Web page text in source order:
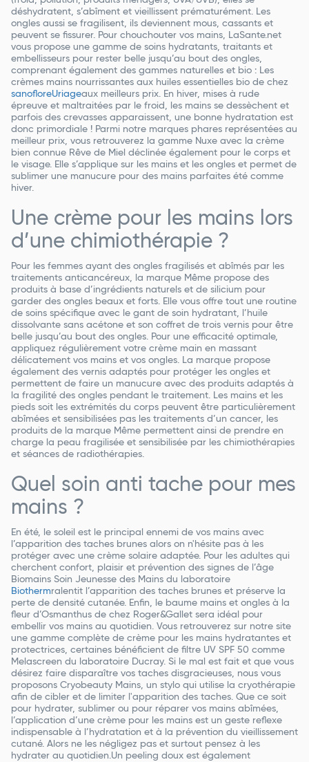
déshydratent, s’abîment et vieillissent prématurément. Les
ongles aussi se fragilisent, ils deviennent mous, cassants et
peuvent se fissurer. Pour chouchouter vos mains, LaSante.net
vous propose une gamme de soins hydratants, traitants et
embellisseurs pour rester belle jusqu’au bout des ongles,
comprenant également des gammes naturelles et bio : Les
crèmes mains nourrissantes aux huiles essentielles bio de chez
sanofloreUriageaux meilleurs prix. En hiver, mises à rude
épreuve et maltraitées par le froid, les mains se dessèchent et
parfois des crevasses apparaissent, une bonne hydratation est
donc primordiale ! Parmi notre marques phares représentées au
meilleur prix, vous retrouverez la gamme Nuxe avec la crème
bien connue Rêve de Miel déclinée également pour le corps et
le visage. Elle s’applique sur les mains et les ongles et permet de
sublimer une manucure pour des mains parfaites été comme
hiver.
Une crème pour les mains lors
d’une chimiothérapie ?
Pour les femmes ayant des ongles fragilisés et abîmés par les
traitements anticancéreux, la marque Même propose des
produits à base d’ingrédients naturels et de silicium pour
garder des ongles beaux et forts. Elle vous offre tout une routine
de soins spécifique avec le gant de soin hydratant, l’huile
dissolvante sans acétone et son coffret de trois vernis pour être
belle jusqu’au bout des ongles. Pour une efficacité optimale,
appliquez régulièrement votre crème main en massant
délicatement vos mains et vos ongles. La marque propose
également des vernis adaptés pour protéger les ongles et
permettent de faire un manucure avec des produits adaptés à
la fragilité des ongles pendant le traitement. Les mains et les
pieds soit les extrémités du corps peuvent être particulièrement
abîmées et sensibilisées pas les traitements d’un cancer, les
produits de la marque Même permettent ainsi de prendre en
charge la peau fragilisée et sensibilisée par les chimiothérapies
et séances de radiothérapies.
Quel soin anti tache pour mes
mains ?
En été, le soleil est le principal ennemi de vos mains avec
l’apparition des taches brunes alors on n'hésite pas à les
protéger avec une crème solaire adaptée. Pour les adultes qui
cherchent confort, plaisir et prévention des signes de l’âge
Biomains Soin Jeunesse des Mains du laboratoire
Biothermralentit l’apparition des taches brunes et préserve la
perte de densité cutanée. Enfin, le baume mains et ongles à la
fleur d’Osmanthus de chez Roger&Gallet sera idéal pour
embellir vos mains au quotidien. Vous retrouverez sur notre site
une gamme complète de crème pour les mains hydratantes et
protectrices, certaines bénéficient de filtre UV SPF 50 comme
Melascreen du laboratoire Ducray. Si le mal est fait et que vous
désirez faire disparaître vos taches disgracieuses, nous vous
proposons Cryobeauty Mains, un stylo qui utilise la cryothérapie
afin de cibler et de limiter l'apparition des taches. Que ce soit
pour hydrater, sublimer ou pour réparer vos mains abîmées,
l’application d’une crème pour les mains est un geste reflexe
indispensable à l’hydratation et à la prévention du vieillissement
cutané. Alors ne les négligez pas et surtout pensez à les
hydrater au quotidien.Un peeling doux est également